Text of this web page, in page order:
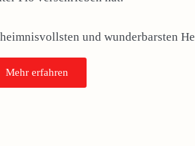
und wunderbarsten
Mehr erfahren